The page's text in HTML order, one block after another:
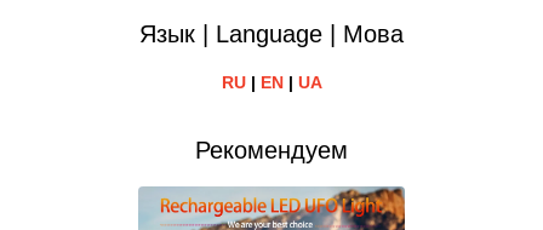
Язык | Language | Мова
RU| EN| UA
Рекомендуем